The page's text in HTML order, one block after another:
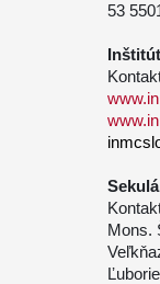
53
Mons.